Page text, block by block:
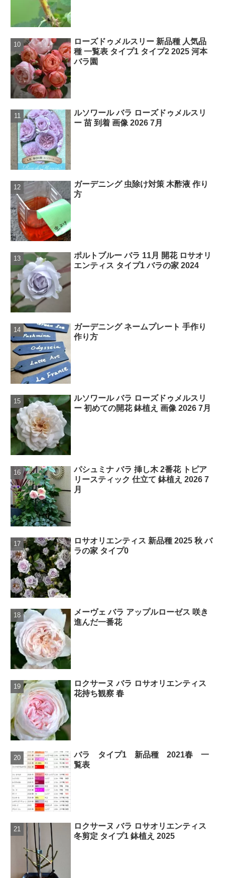
ローズドゥメルスリー 新品種 人気品
種 一覧表 タイプ1 タイプ2 2025 河本
バラ園
ルソワール バラ ローズドゥメルスリ
ー 苗 到着 画像 2026 7月
ガーデニング 虫除け対策 木酢液 作り
方
ポルトブルー バラ 11月 開花 ロサオリ
エンティス タイプ1 バラの家 2024
ガーデニング ネームプレート 手作り
作り方
ルソワール バラ ローズドゥメルスリ
ー 初めての開花 鉢植え 画像 2026 7月
パシュミナ バラ 挿し木 2番花 トピア
リースティック 仕立て 鉢植え 2026 7
月
ロサオリエンティス 新品種 2025 秋 バ
ラの家 タイプ0
メーヴェ バラ アップルローゼス 咲き
進んだ一番花
ロクサーヌ バラ ロサオリエンティス
花持ち観察 春
バラ タイプ1 新品種 2021春 一
覧表
ロクサーヌ バラ ロサオリエンティス
冬剪定 タイプ1 鉢植え 2025